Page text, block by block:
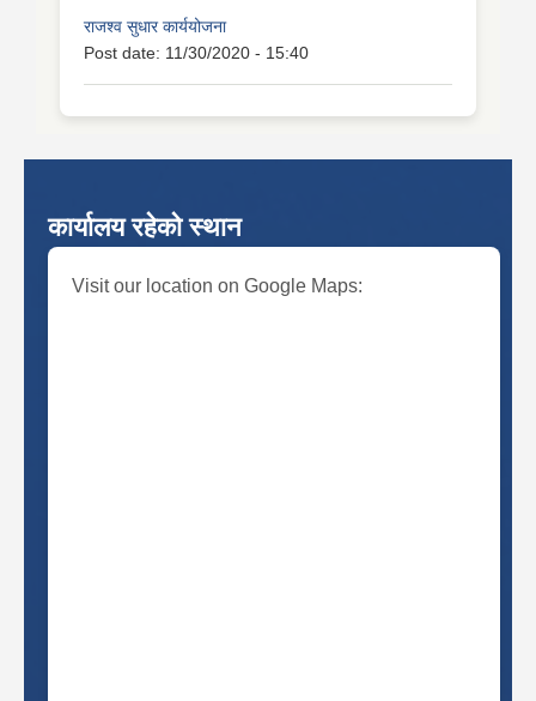
राजश्व सुधार कार्ययोजना
Post date: 11/30/2020 - 15:40
कार्यालय रहेको स्थान
Visit our location on Google Maps: